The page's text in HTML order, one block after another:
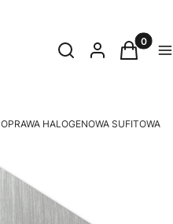
Otwórz
SzukajZaloguj sięKoszyk
OPRAWA HALOGENOWA SUFITOWA